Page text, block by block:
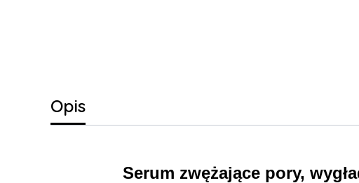
Opis
Serum zwężające pory,